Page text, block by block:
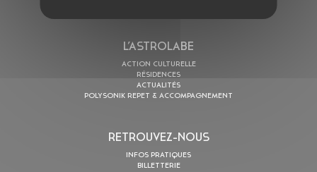
L’ASTROLABE
ACTION CULTURELLE
RÉSIDENCES
ACTUALITÉS
POLYSONIK REPET & ACCOMPAGNEMENT
RETROUVEZ-NOUS
INFOS PRATIQUES
BILLETTERIE